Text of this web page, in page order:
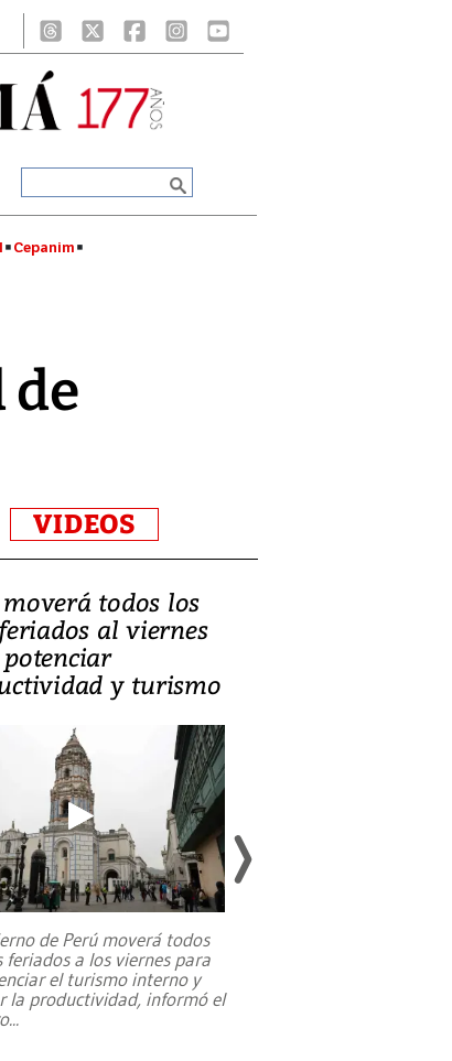
Cepanim
de
VIDEOS
todos los
al viernes
y turismo
de Perú moverá todos
feriados a los viernes para
el turismo interno y
la productividad, informó el
...